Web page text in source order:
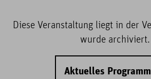
Diese Veranstaltung liegt in der
wurde archiviert.
Aktuelles Programm